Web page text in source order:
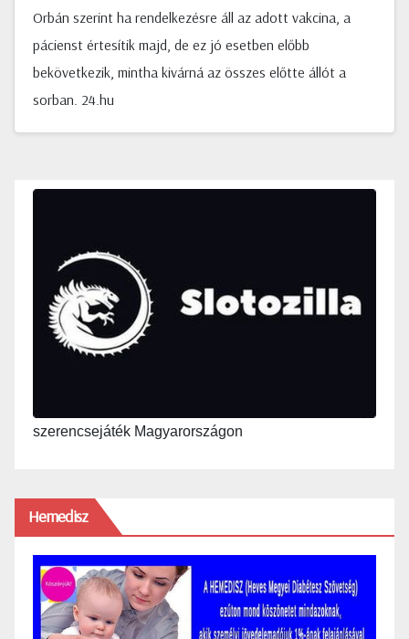
Orbán szerint ha rendelkezésre áll az adott vakcina, a
pácienst értesítik majd, de ez jó esetben előbb
bekövetkezik, mintha kivárná az összes előtte állót a
sorban. 24.hu
szerencsejáték Magyarországon
Hemedisz